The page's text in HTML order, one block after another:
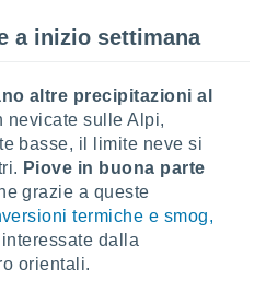
a inizio settimana
altre precipitazioni al
nevicate sulle Alpi,
basse, il limite neve si
Piove in buona parte
grazie a queste
termiche e smog,
dalla
orientali.